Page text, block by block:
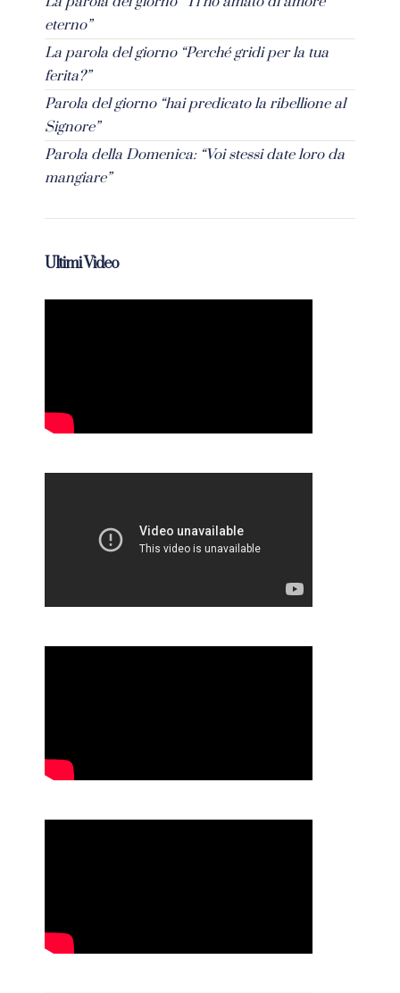
eterno”
La parola del giorno “Perché gridi per la tua
ferita?”
Parola del giorno “hai predicato la ribellione al
Signore”
Parola della Domenica: “Voi stessi date loro da
mangiare”
Ultimi Video